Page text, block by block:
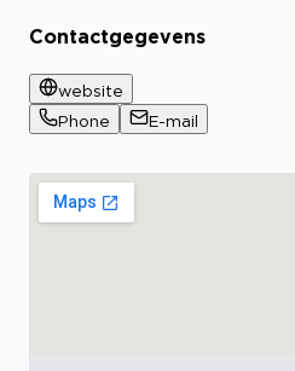
Contactgegevens
website
Phone
E-mail